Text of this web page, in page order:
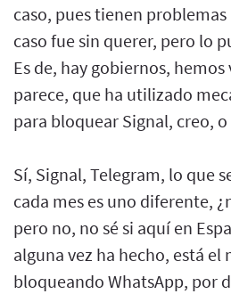
caso, pues tienen
caso fue sin querer, pero lo
Es de, hay gobiernos,
parece, que ha utilizado
para bloquear Signal, creo, o
Sí, Signal, Telegram, lo que
cada mes es uno diferente,
pero no, no sé si aquí en
alguna vez ha hecho, está el
bloqueando WhatsApp, por